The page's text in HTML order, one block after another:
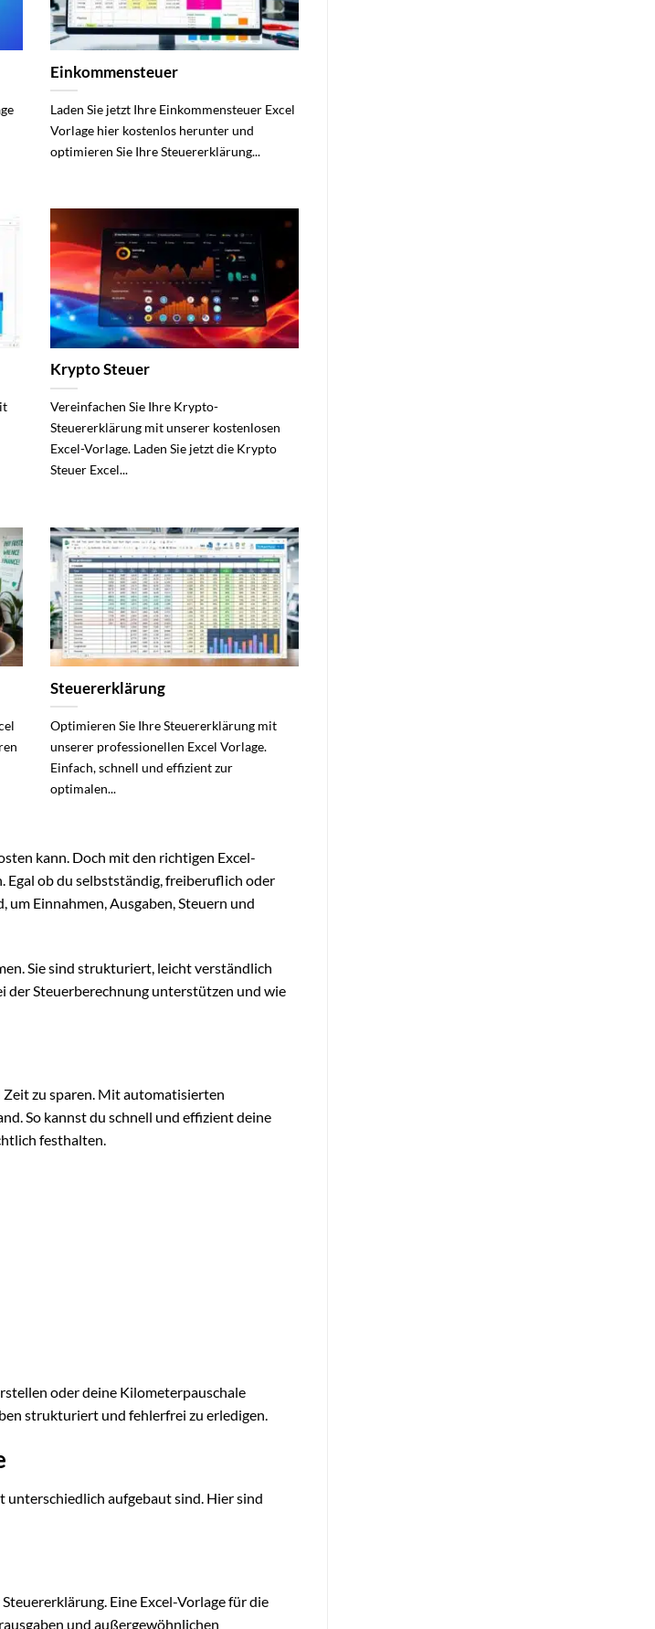
Einkommensteuer
Laden Sie jetzt Ihre Einkommensteuer Excel
Vorlage hier kostenlos herunter und
optimieren Sie Ihre Steuererklärung...
Krypto Steuer
Vereinfachen Sie Ihre Krypto-
Steuererklärung mit unserer kostenlosen
Excel-Vorlage. Laden Sie jetzt die Krypto
Steuer Excel...
Steuererklärung
Optimieren Sie Ihre Steuererklärung mit
unserer professionellen Excel Vorlage.
Einfach, schnell und effizient zur
optimalen...
kann. Doch mit den richtigen Excel-
Egal ob du selbstständig, freiberuflich oder
Einnahmen, Ausgaben, Steuern und
Sie sind strukturiert, leicht verständlich
der Steuerberechnung unterstützen und wie
Zeit zu sparen. Mit automatisierten
So kannst du schnell und effizient deine
festhalten.
oder deine Kilometerpauschale
strukturiert und fehlerfrei zu erledigen.
unterschiedlich aufgebaut sind. Hier sind
Eine Excel-Vorlage für die
und außergewöhnlichen